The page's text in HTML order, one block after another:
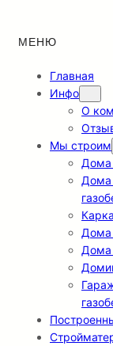
МЕНЮ
Главная
Инфо
О
Мы строим
Дома
Дома
Дома
Дома